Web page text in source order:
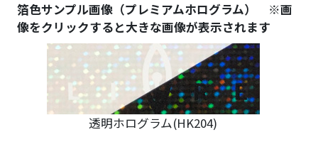
箔色サンプル画像（プレミアムホログラム） ※画
像をクリックすると大きな画像が表示されます
透明ホログラム(HK204)
かんたん見積もり&注文はこちら